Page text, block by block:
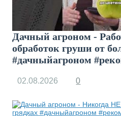
Дачный агроном -
обработок груши от
#дачныйагроном
02.08.2026 0